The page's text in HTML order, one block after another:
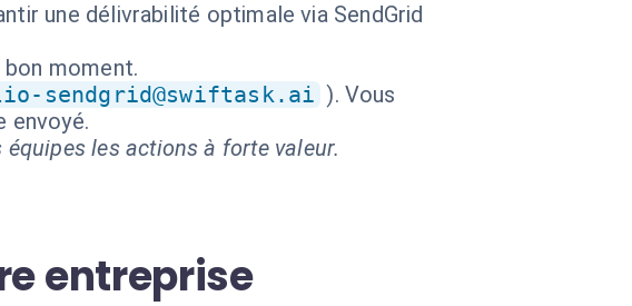
une délivrabilité optimale via SendGrid
moment.
sendgrid@swiftask.ai ). Vous
envoyé.
les actions à forte valeur.
entreprise